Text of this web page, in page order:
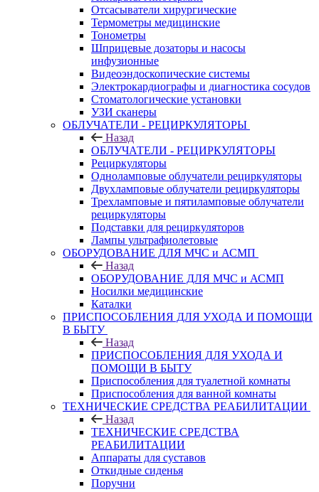
Отсасыватели хирургические
Термометры медицинские
Тонометры
Шприцевые дозаторы и насосы
инфузионные
Видеоэндоскопические системы
Электрокардиографы и диагностика сосудов
Стоматологические установки
УЗИ сканеры
ОБЛУЧАТЕЛИ - РЕЦИРКУЛЯТОРЫ
Назад
ОБЛУЧАТЕЛИ - РЕЦИРКУЛЯТОРЫ
Рециркуляторы
Одноламповые облучатели рециркуляторы
Двухламповые облучатели рециркуляторы
Трехламповые и пятиламповые облучатели
рециркуляторы
Подставки для рециркуляторов
Лампы ультрафиолетовые
ОБОРУДОВАНИЕ ДЛЯ МЧС и АСМП
Назад
ОБОРУДОВАНИЕ ДЛЯ МЧС и АСМП
Носилки медицинские
Каталки
ПРИСПОСОБЛЕНИЯ ДЛЯ УХОДА И ПОМОЩИ
В БЫТУ
Назад
ПРИСПОСОБЛЕНИЯ ДЛЯ УХОДА И
ПОМОЩИ В БЫТУ
Приспособления для туалетной комнаты
Приспособления для ванной комнаты
ТЕХНИЧЕСКИЕ СРЕДСТВА РЕАБИЛИТАЦИИ
Назад
ТЕХНИЧЕСКИЕ СРЕДСТВА
РЕАБИЛИТАЦИИ
Аппараты для суставов
Откидные сиденья
Поручни